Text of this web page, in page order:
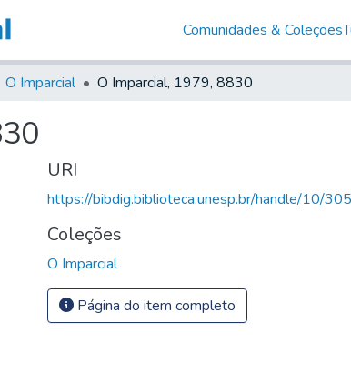
Comunidades & Coleções
O Imparcial O Imparcial, 1979, 8830
URI
https://bibdig.biblioteca.unesp.br/handle/10/
Coleções
O Imparcial
Página do item completo